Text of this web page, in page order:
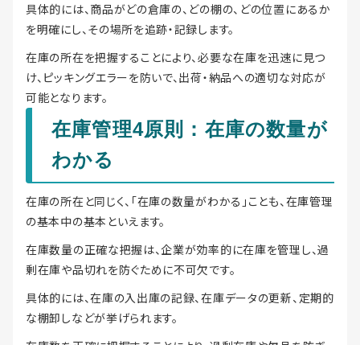
具体的には、商品がどの倉庫の、どの棚の、どの位置にあるか
を明確にし、その場所を追跡・記録します。
在庫の所在を把握することにより、必要な在庫を迅速に見つ
け、ピッキングエラーを防いで、出荷・納品への適切な対応が
可能となります。
在庫管理4原則：在庫の数量が
わかる
在庫の所在と同じく、「在庫の数量がわかる」ことも、在庫管理
の基本中の基本といえます。
在庫数量の正確な把握は、企業が効率的に在庫を管理し、過
剰在庫や品切れを防ぐために不可欠です。
具体的には、在庫の入出庫の記録、在庫データの更新、定期的
な棚卸しなどが挙げられます。